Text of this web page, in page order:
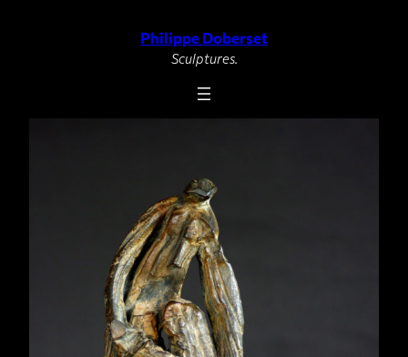
Philippe Doberset
Sculptures.